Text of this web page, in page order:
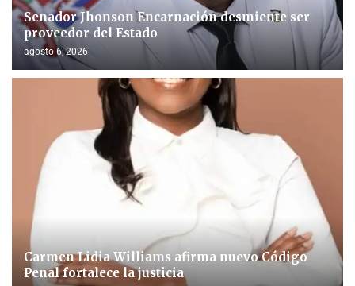
Senador Jhonson Encarnación desmiente ser
proveedor del Estado
agosto 6, 2026
Carmen Lidia Williams afirma nuevo Código
Penal fortalece la justicia